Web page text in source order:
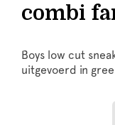
combi
Boys low cut
uitgevoerd in